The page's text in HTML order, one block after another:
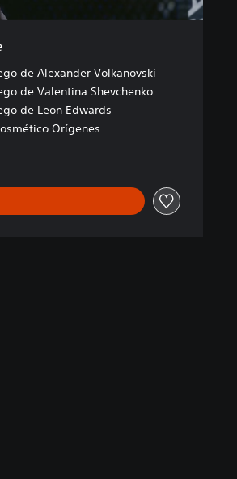
de Alexander Volkanovski
de Valentina Shevchenko
de Leon Edwards
Orígenes